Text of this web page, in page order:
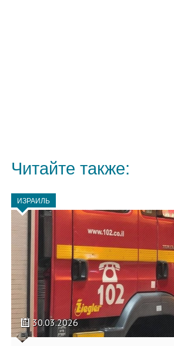
Читайте также:
ИЗРАИЛЬ
30.03.2026